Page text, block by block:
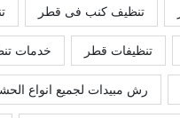
تنظيف كنب فى قطر
تنظيفات قطر خدمات
رش مبيدات لجميع انواع